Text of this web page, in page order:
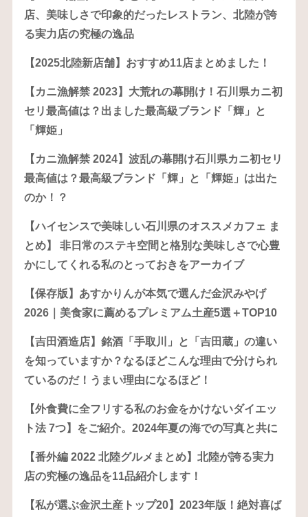
店、美味しさで印象的だったレストラン、北陸が誇
る実力店の究極の逸品
【2025北陸新店舗】おすすめ11店まとめました！
【カニ漁解禁 2023】大荒れの幕開け！石川県カニ初
セリ最高値は？出ました最高級ブランド「輝」と
「輝姫」
【カニ漁解禁 2024】波乱の幕開け石川県カニ初セリ
最高値は？最高級ブランド「輝」と「輝姫」は出た
のか！？
【ハイセンスで美味しい石川県のオススメカフェ ま
とめ】 非日常のステキ空間と格別な美味しさで心豊
かにしてくれる私のとっておきをアーカイブ
【保存版】あすかりんが本気で選んだ金沢みやげ
2026｜美食家に薦めるプレミアム土産5選＋TOP10
【吉田酒造店】銘酒「手取川」と「吉田蔵」の違い
を知っていますか？なるほどこんな理由で分けられ
ているのだ！うまい理由になるほど！
【外食費に全フリする私のお金をかけないダイエッ
ト法 7つ】をご紹介。2024年夏の海での写真と共に
【番外編 2022 北陸グルメまとめ】北陸が誇る実力
店の究極の逸品を11品紹介します！
【私が選ぶ金沢土産トップ20】2023年版！絶対喜ば